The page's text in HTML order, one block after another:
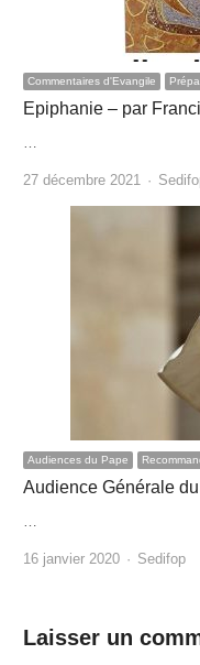
Commentaires d'Evangile
Epiphanie – par
…
27 décembre 2021 Author
Audiences du Pape
Audience Générale
…
16 janvier 2020 Author
Sedifop
Laisser un